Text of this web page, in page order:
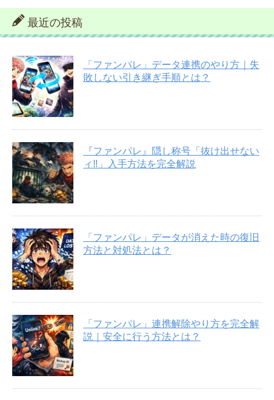
最近の投稿
「ファンパレ」データ連携のやり方｜失
敗しない引き継ぎ手順とは？
『ファンパレ』隠し称号「抜け出せない
ィ‼︎」入手方法を完全解説
「ファンパレ」データが消えた時の復旧
方法と対処法とは？
「ファンパレ」連携解除やり方を完全解
説｜安全に行う方法とは？